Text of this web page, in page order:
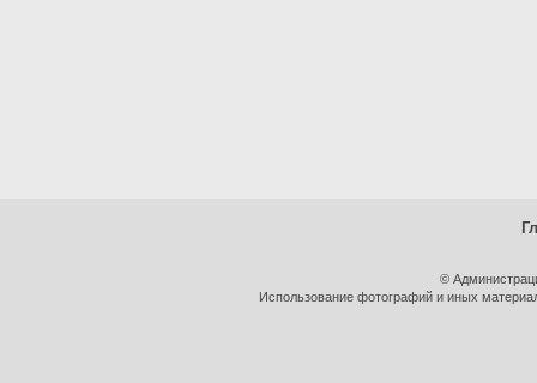
©
Использование фотографий и иных